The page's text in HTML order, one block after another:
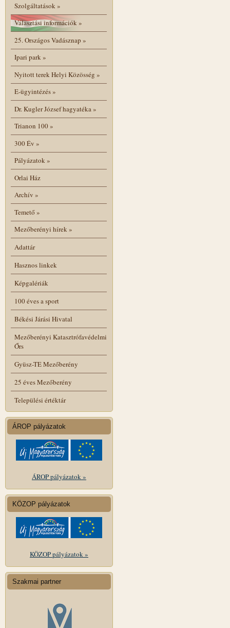
Szolgáltatások»
Választási információk»
25. Országos Vadásznap »
Ipari park»
Nyitott terek Helyi Közösség »
E-ügyintézés»
Dr. Kugler József hagyatéka»
Trianon 100»
300 Év »
Pályázatok»
Orlai Ház
Archív »
Temető»
Mezőberényi hírek»
Adattár
Hasznos linkek
Képgalériák
100 éves a sport
Békési Járási Hivatal
Mezőberényi Katasztrófavédelmi
Őrs
Gyüsz-TE Mezőberény
25 éves Mezőberény
Települési értéktár
ÁROP pályázatok
ÁROP pályázatok »
KÖZOP pályázatok
KÖZOP pályázatok »
Szakmai partner